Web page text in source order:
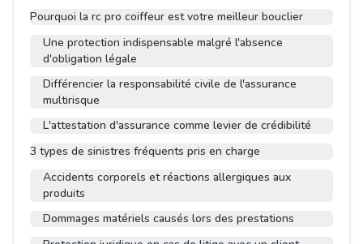
Pourquoi la rc pro coiffeur est votre meilleur bouclier
Une protection indispensable malgré l'absence
d'obligation légale
Différencier la responsabilité civile de l'assurance
multirisque
L'attestation d'assurance comme levier de crédibilité
3 types de sinistres fréquents pris en charge
Accidents corporels et réactions allergiques aux
produits
Dommages matériels causés lors des prestations